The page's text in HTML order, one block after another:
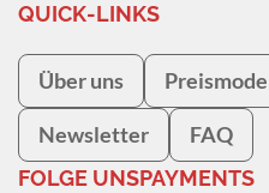
QUICK-LINKS
Über uns
Newsletter FAQ
FOLGE UNSPAYMENTS